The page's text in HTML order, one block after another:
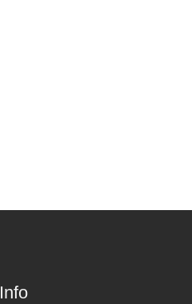
Info